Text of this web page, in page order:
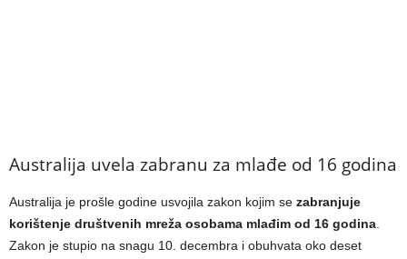
Australija uvela zabranu za mlađe od 16 godina
Australija je prošle godine usvojila zakon kojim se zabranjuje
korištenje društvenih mreža osobama mlađim od 16 godina.
Zakon je stupio na snagu 10. decembra i obuhvata oko deset